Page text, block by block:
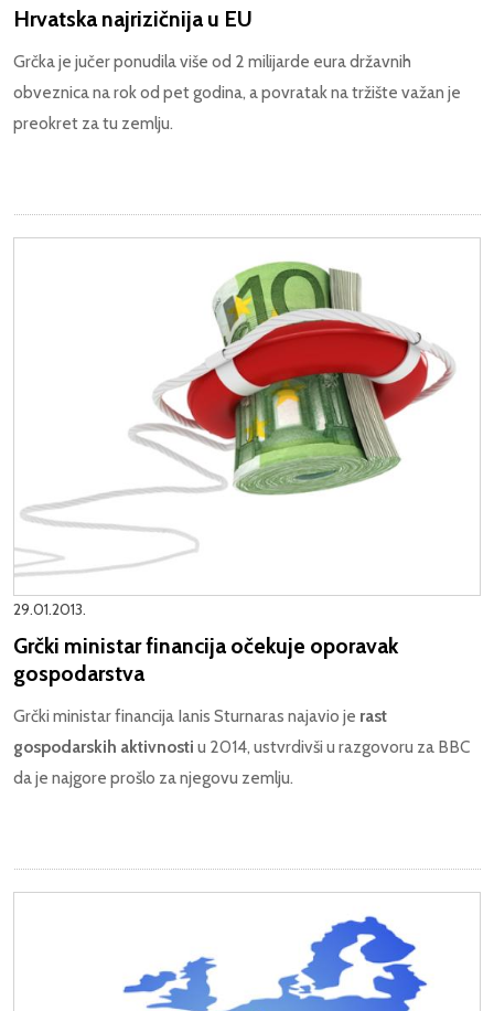
Hrvatska najrizičnija u EU
Grčka je jučer ponudila više od 2 milijarde eura državnih
obveznica na rok od pet godina, a povratak na tržište važan je
preokret za tu zemlju.
29.01.2013.
Grčki ministar financija očekuje oporavak
gospodarstva
Grčki ministar financija Ianis Sturnaras najavio je rast
gospodarskih aktivnosti u 2014, ustvrdivši u razgovoru za BBC
da je najgore prošlo za njegovu zemlju.